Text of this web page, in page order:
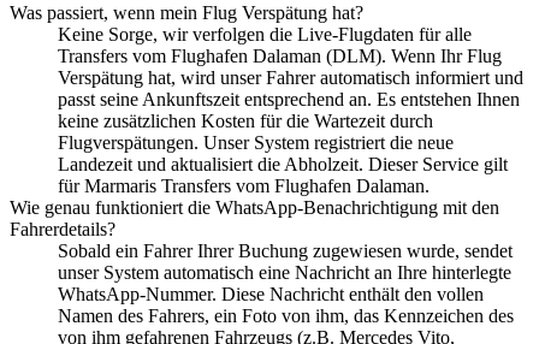
Was passiert, wenn mein Flug Verspätung hat?
Keine Sorge, wir verfolgen die Live-Flugdaten für alle
Transfers vom Flughafen Dalaman (DLM). Wenn Ihr Flug
Verspätung hat, wird unser Fahrer automatisch informiert und
passt seine Ankunftszeit entsprechend an. Es entstehen Ihnen
keine zusätzlichen Kosten für die Wartezeit durch
Flugverspätungen. Unser System registriert die neue
Landezeit und aktualisiert die Abholzeit. Dieser Service gilt
für Marmaris Transfers vom Flughafen Dalaman.
Wie genau funktioniert die WhatsApp-Benachrichtigung mit den
Fahrerdetails?
Sobald ein Fahrer Ihrer Buchung zugewiesen wurde, sendet
unser System automatisch eine Nachricht an Ihre hinterlegte
WhatsApp-Nummer. Diese Nachricht enthält den vollen
Namen des Fahrers, ein Foto von ihm, das Kennzeichen des
von ihm gefahrenen Fahrzeugs (z.B. Mercedes Vito,